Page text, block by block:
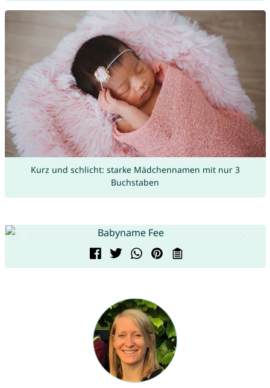
Kurz und schlicht: starke Mädchennamen mit nur 3
Buchstaben